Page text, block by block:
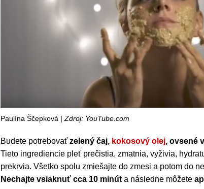
Paulína Ščepková |Zdroj: YouTube.com
Budete potrebovať zelený čaj, kokosový olej, ovsené
Tieto ingrediencie pleť prečistia, zmatnia, vyživia,
prekrvia. Všetko spolu zmiešajte do zmesi a potom do
Nechajte vsiaknuť cca 10 minúta následne môžete